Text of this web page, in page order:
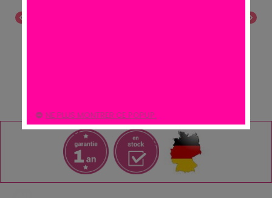
chevron_left chevron_right
NE PLUS MONTRER CE POPUP.